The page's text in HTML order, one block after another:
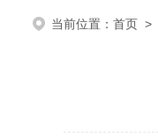
当前位置： 首页>